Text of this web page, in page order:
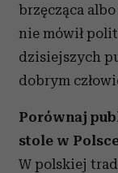
brzęcząca
nie mówił
dzisiejszych
dobrym
Porównaj
stole w
W polskiej